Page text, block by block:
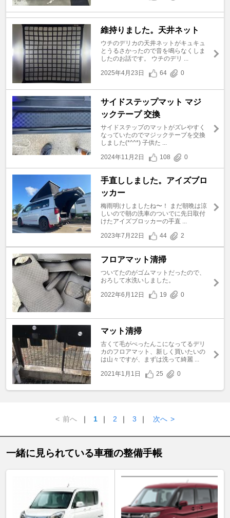
維持りました。天井ネット
ウチのデリカの天井ネットがキュキュ
とうるさかったので音を鳴らなくしま
したのお話です。 ウチのデリ ...
2025年4月23日
64 0
サイドステップマット マジ
ックテープ 交換
サイドステップのマットがズレやすく
なっていたのでマジックテープを交換
しました(*^^*) 子供た ...
2024年11月2日
108 0
手直ししました。アイズブロ
ッカー
梅雨明けしましたね〜！ まだ朝晩は涼
しいので朝の洗車のついでに先日取付
けたアイズブロッカーの手直 ...
2023年7月22日
44 2
フロアマット清掃
ついてたのがゴムマットだったので、
おろして水洗いしました。
2022年6月12日
19 0
マット清掃
古くて毛がぺったんこになってるデリ
カのフロアマット、新しく買いたいの
は山々ですが、まずは洗って綺麗 ...
2021年1月1日
25 0
< 前へ ｜ 1 ｜ 2 ｜ 3 ｜ 次へ >
一緒に見られている車種の整備手帳